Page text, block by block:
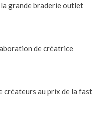
la grande braderie outlet
de créatrice
créateurs au prix de la fast